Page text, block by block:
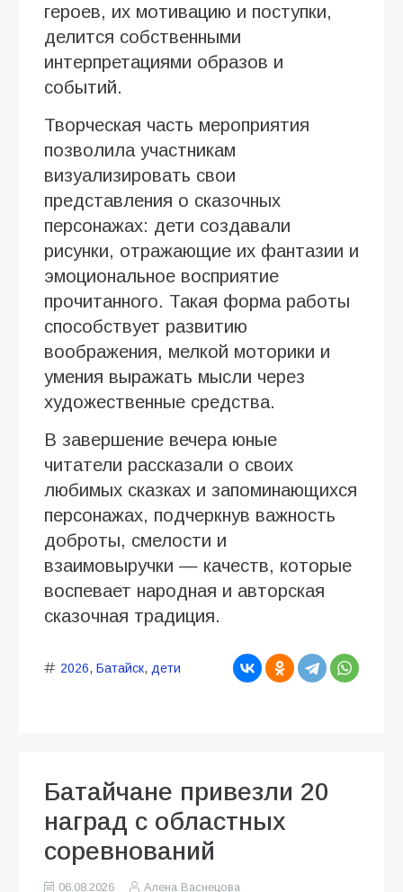
героев, их мотивацию и поступки,
делится собственными
интерпретациями образов и
событий.
Творческая часть мероприятия
позволила участникам
визуализировать свои
представления о сказочных
персонажах: дети создавали
рисунки, отражающие их фантазии и
эмоциональное восприятие
прочитанного. Такая форма работы
способствует развитию
воображения, мелкой моторики и
умения выражать мысли через
художественные средства.
В завершение вечера юные
читатели рассказали о своих
любимых сказках и запоминающихся
персонажах, подчеркнув важность
доброты, смелости и
взаимовыручки — качеств, которые
воспевает народная и авторская
сказочная традиция.
2026, Батайск, дети
Батайчане привезли 20
наград с областных
соревнований
06.08.2026 Алена Васнецова